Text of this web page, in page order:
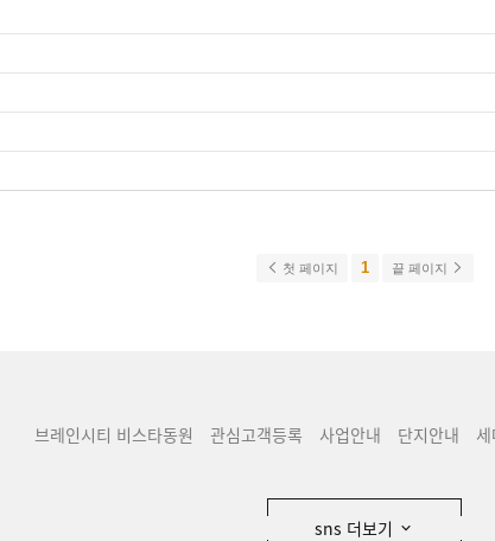
첫 페이지 1 끝 페이지
브레인시티 비스타동원 관심고객등록 사업안내 단지안내
sns 더보기